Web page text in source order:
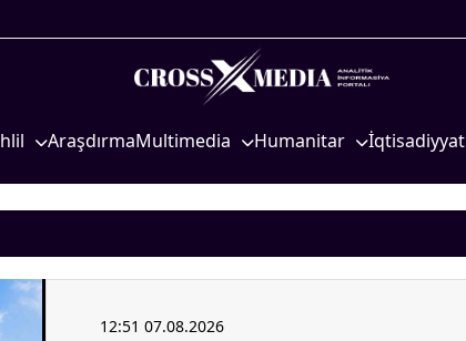
Sosioloji
AraşdırmaMultimedia
Video
Humanitar
Mədəniyyət
İqtisadiyyat
Energetika
12:51 07.08.2026